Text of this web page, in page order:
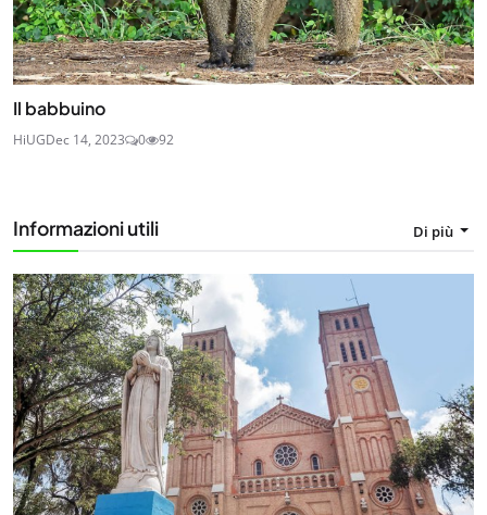
Il babbuino
HiUGDec 14, 2023 0 92
Informazioni utili Di più